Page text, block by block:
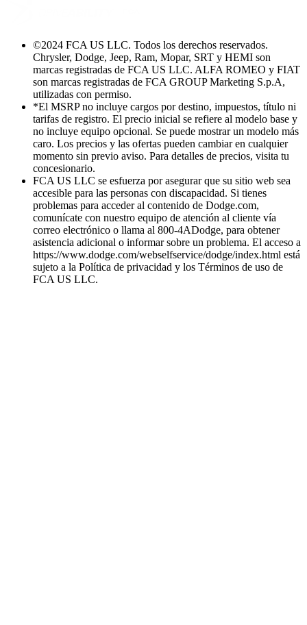
©2024 FCA US LLC. Todos los derechos reservados.
Chrysler, Dodge, Jeep, Ram, Mopar, SRT y HEMI son
marcas registradas de FCA US LLC. ALFA ROMEO y FIAT
son marcas registradas de FCA GROUP Marketing S.p.A,
utilizadas con permiso.
*El MSRP no incluye cargos por destino, impuestos, título ni
tarifas de registro. El precio inicial se refiere al modelo base y
no incluye equipo opcional. Se puede mostrar un modelo más
caro. Los precios y las ofertas pueden cambiar en cualquier
momento sin previo aviso. Para detalles de precios, visita tu
concesionario.
FCA US LLC se esfuerza por asegurar que su sitio web sea
accesible para las personas con discapacidad. Si tienes
problemas para acceder al contenido de Dodge.com,
comunícate con nuestro equipo de atención al cliente vía
correo electrónico o llama al 800-4ADodge, para obtener
asistencia adicional o informar sobre un problema. El acceso a
https://www.dodge.com/webselfservice/dodge/index.html está
sujeto a la Política de privacidad y los Términos de uso de
FCA US LLC.